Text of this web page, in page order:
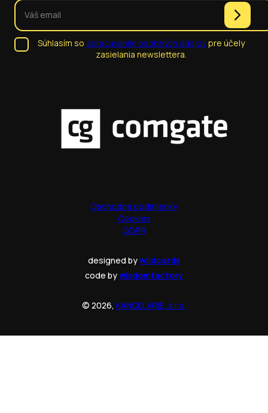
Súhlasím so spracúvaním osobných údajovpre účely
zasielania newslettera.
Obchodné podmienky
Cookies
GDPR
designed bywildcards
code bywisdomfactory
© 2026, KANCELARIE, s.r.o.